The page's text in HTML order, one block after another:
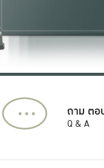
... ถาม ตอ
Q & A